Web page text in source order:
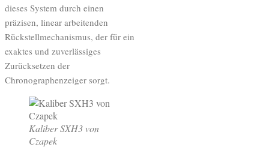
dieses System durch einen
präzisen, linear arbeitenden
Rückstellmechanismus, der für ein
exaktes und zuverlässiges
Zurücksetzen der
Chronographenzeiger sorgt.
Kaliber SXH3 von
Czapek